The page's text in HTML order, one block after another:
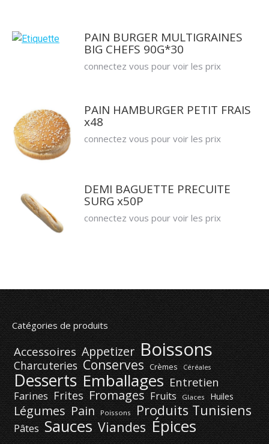
PAIN BURGER MULTIGRAINES
BIG CHEFS 90G*30
connectez vous pour voir les prix
PAIN HAMBURGER PETIT FRAIS
x48
connectez vous pour voir les prix
DEMI BAGUETTE PRECUITE
SURG x50P
connectez vous pour voir les prix
Catégories de produits
Accessoires Appetizer Boissons
Charcuteries Conserves Crèmes Céréales
Desserts Emballages Entretien
Farines Frites Fromages Fruits Glaces Huiles
Légumes Pain Poissons Produits Tunisiens
Pâtes Sauces Viandes Épices